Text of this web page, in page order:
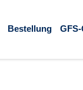
Bestellung